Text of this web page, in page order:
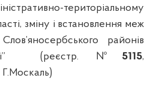
територіальному
зміну і встановлення меж
Слов’яносербського районів
(реєстр. № 5115,
Г.Москаль)